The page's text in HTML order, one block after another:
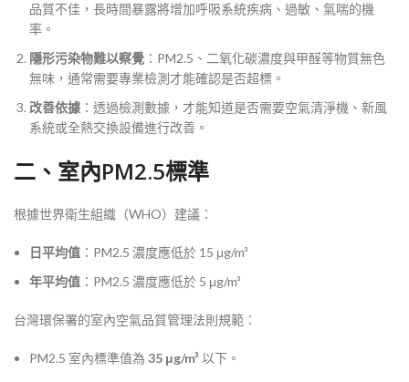
品質不佳，長時間暴露將增加呼吸系統疾病、過敏、氣喘的機
率。
隱形污染物難以察覺 ：PM2.5、二氧化碳濃度與甲醛等物質無色
無味，通常需要專業檢測才能確認是否超標。
改善依據 ：透過檢測數據，才能知道是否需要空氣清淨機、新風
系統或全熱交換設備進行改善。
二、室內PM2.5標準
根據世界衛生組織（WHO）建議：
日平均值 ：PM2.5 濃度應低於 15 μg/m³
年平均值 ：PM2.5 濃度應低於 5 μg/m³
台灣環保署的室內空氣品質管理法則規範：
PM2.5 室內標準值為 35 μg/m³ 以下。